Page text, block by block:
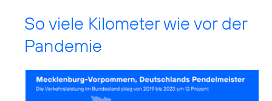
So viele Kilometer wie vor der
Pandemie